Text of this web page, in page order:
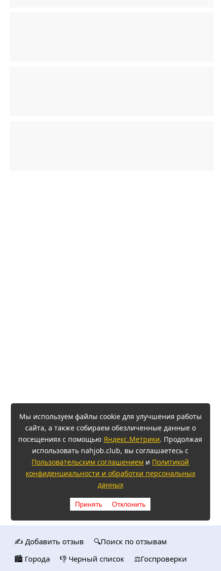
Мы используем файлы cookie для улучшения работы
сайта, а также собираем обезличенные данные о
посещениях с помощью Яндекс.Метрики. Продолжая
использовать nahjob.club, вы соглашаетесь с
Пользовательским соглашением и Политикой
конфиденциальности и обработки персональных
данных
Принять Отклонить
✍️ Добавить отзыв
🔍Поиск по отзывам
🏙️ Городa
👎 Черный список
⚖️Госпроверки